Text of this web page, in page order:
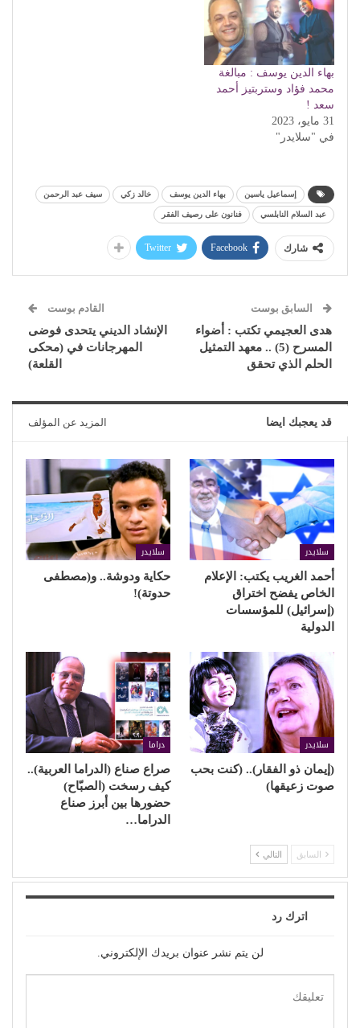
بهاء الدين يوسف : مبالغة
محمد فؤاد وستربتيز أحمد
سعد !
31 مايو، 2023
في "سلايدر"
إسماعيل ياسين بهاء الدين يوسف خالد زكي سيف عبد الرحمن
عبد السلام النابلسي فنانون على رصيف الفقر
شارك Facebook
Twitter
السابق بوست
هدى العجيمي تكتب : أضواء
المسرح (5) .. معهد التمثيل
الحلم الذي تحقق
القادم بوست
الإنشاد الديني يتحدى فوضى
المهرجانات في (محكى
القلعة)
قد يعجبك ايضا المزيد عن المؤلف
سلايدر
أحمد الغريب يكتب: الإعلام
الخاص يفضح اختراق
(إسرائيل) للمؤسسات
الدولية
سلايدر
حكاية ودوشة.. و(مصطفى
حدوتة)!
سلايدر
(إيمان ذو الفقار).. (كنت بحب
صوت زعيقها)
دراما
صراع صناع (الدراما العربية)..
كيف رسخت (الصبّاح)
حضورها بين أبرز صناع
الدراما…
السابق التالي
اترك رد
لن يتم نشر عنوان بريدك الإلكتروني.